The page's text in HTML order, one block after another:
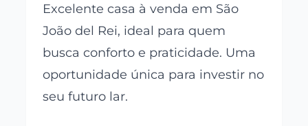
Excelente casa à venda em São
João del Rei, ideal para quem
busca conforto e praticidade. Uma
oportunidade única para investir no
seu futuro lar.